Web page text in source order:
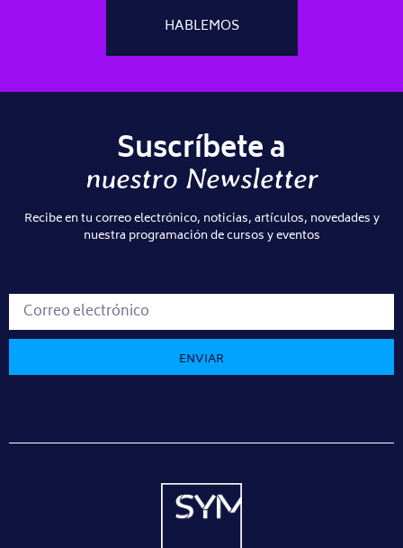
HABLEMOS
Suscríbete a
nuestro Newsletter
Recibe en tu correo electrónico, noticias, artículos, novedades y
nuestra programación de cursos y eventos
ENVIAR